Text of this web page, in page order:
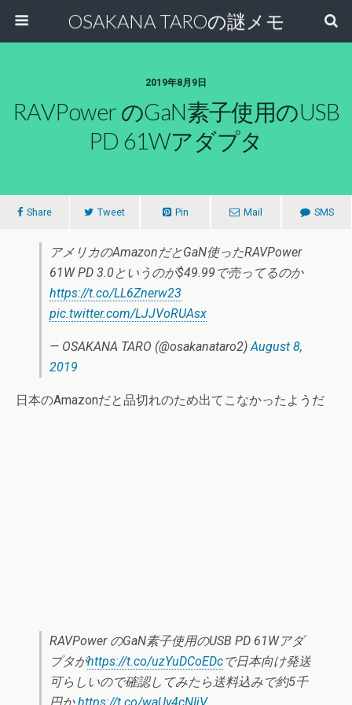
OSAKANA TAROの謎メモ
2019年8月9日
RAVPower のGaN素子使用のUSB
PD 61Wアダプタ
Share Tweet Pin Mail SMS
アメリカのAmazonだとGaN使ったRAVPower
61W PD 3.0というのが$49.99で売ってるのか
https://t.co/LL6Znerw23
pic.twitter.com/LJJVoRUAsx
— OSAKANA TARO (@osakanataro2)August 8,
2019
日本のAmazonだと品切れのため出てこなかったようだ
RAVPower のGaN素子使用のUSB PD 61Wアダ
プタがhttps://t.co/uzYuDCoEDcで日本向け発送
可らしいので確認してみたら送料込みで約5千